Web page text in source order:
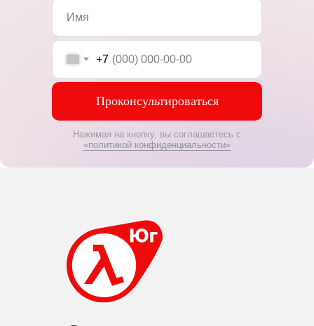
+7
Проконсультироваться
Нажимая на кнопку, вы соглашаетесь с
«политикой конфиденциальности»